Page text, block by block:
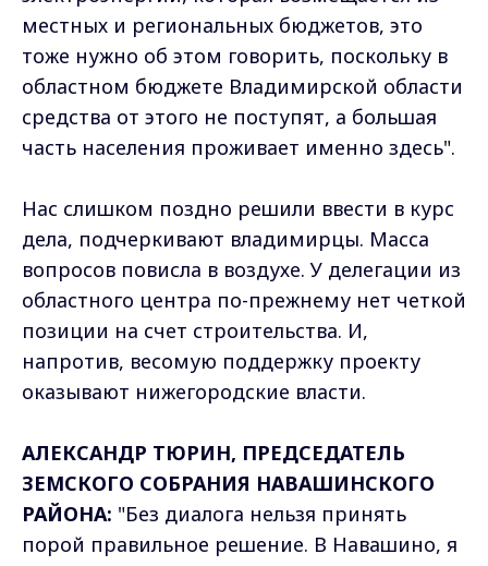
местных и региональных бюджетов, это
тоже нужно об этом говорить, поскольку в
областном бюджете Владимирской области
средства от этого не поступят, а большая
часть населения проживает именно здесь".
Нас слишком поздно решили ввести в курс
дела, подчеркивают владимирцы. Масса
вопросов повисла в воздухе. У делегации из
областного центра по-прежнему нет четкой
позиции на счет строительства. И,
напротив, весомую поддержку проекту
оказывают нижегородские власти.
АЛЕКСАНДР ТЮРИН, ПРЕДСЕДАТЕЛЬ
ЗЕМСКОГО СОБРАНИЯ НАВАШИНСКОГО
РАЙОНА: "Без диалога нельзя принять
порой правильное решение. В Навашино, я